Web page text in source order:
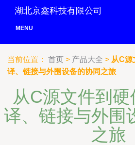
湖北京鑫科技有限公司
MENU
当前位置： 首页 > 产品大全 > 从C源
译、链接与外围设备的协同之旅
从C源文件到
译、链接与外围
之旅